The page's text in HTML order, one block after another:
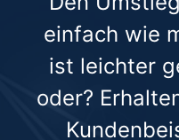
einfach wie
ist leichter
oder?